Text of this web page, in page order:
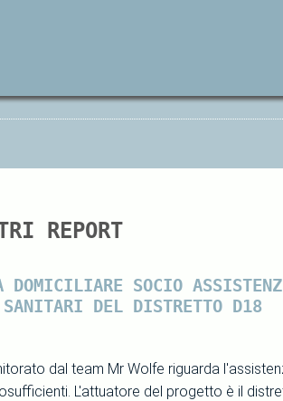
REPORT
DOMICILIARE SOCIO
DEL DISTRETTO D18
dal team Mr Wolfe riguarda
L'attuatore del progetto è il